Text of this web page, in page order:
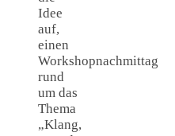
Idee
auf,
einen
Workshopnachmittag
rund
um das
Thema
„Klang,